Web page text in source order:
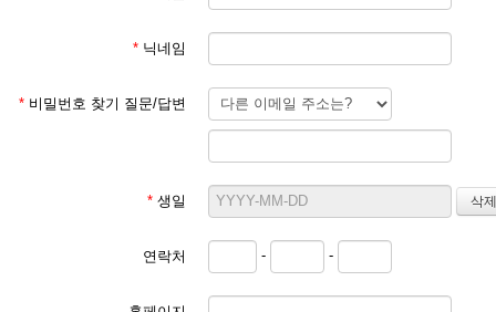
* 닉네임
* 비밀번호 찾기 질문/답변
* 생일
연락처 - -